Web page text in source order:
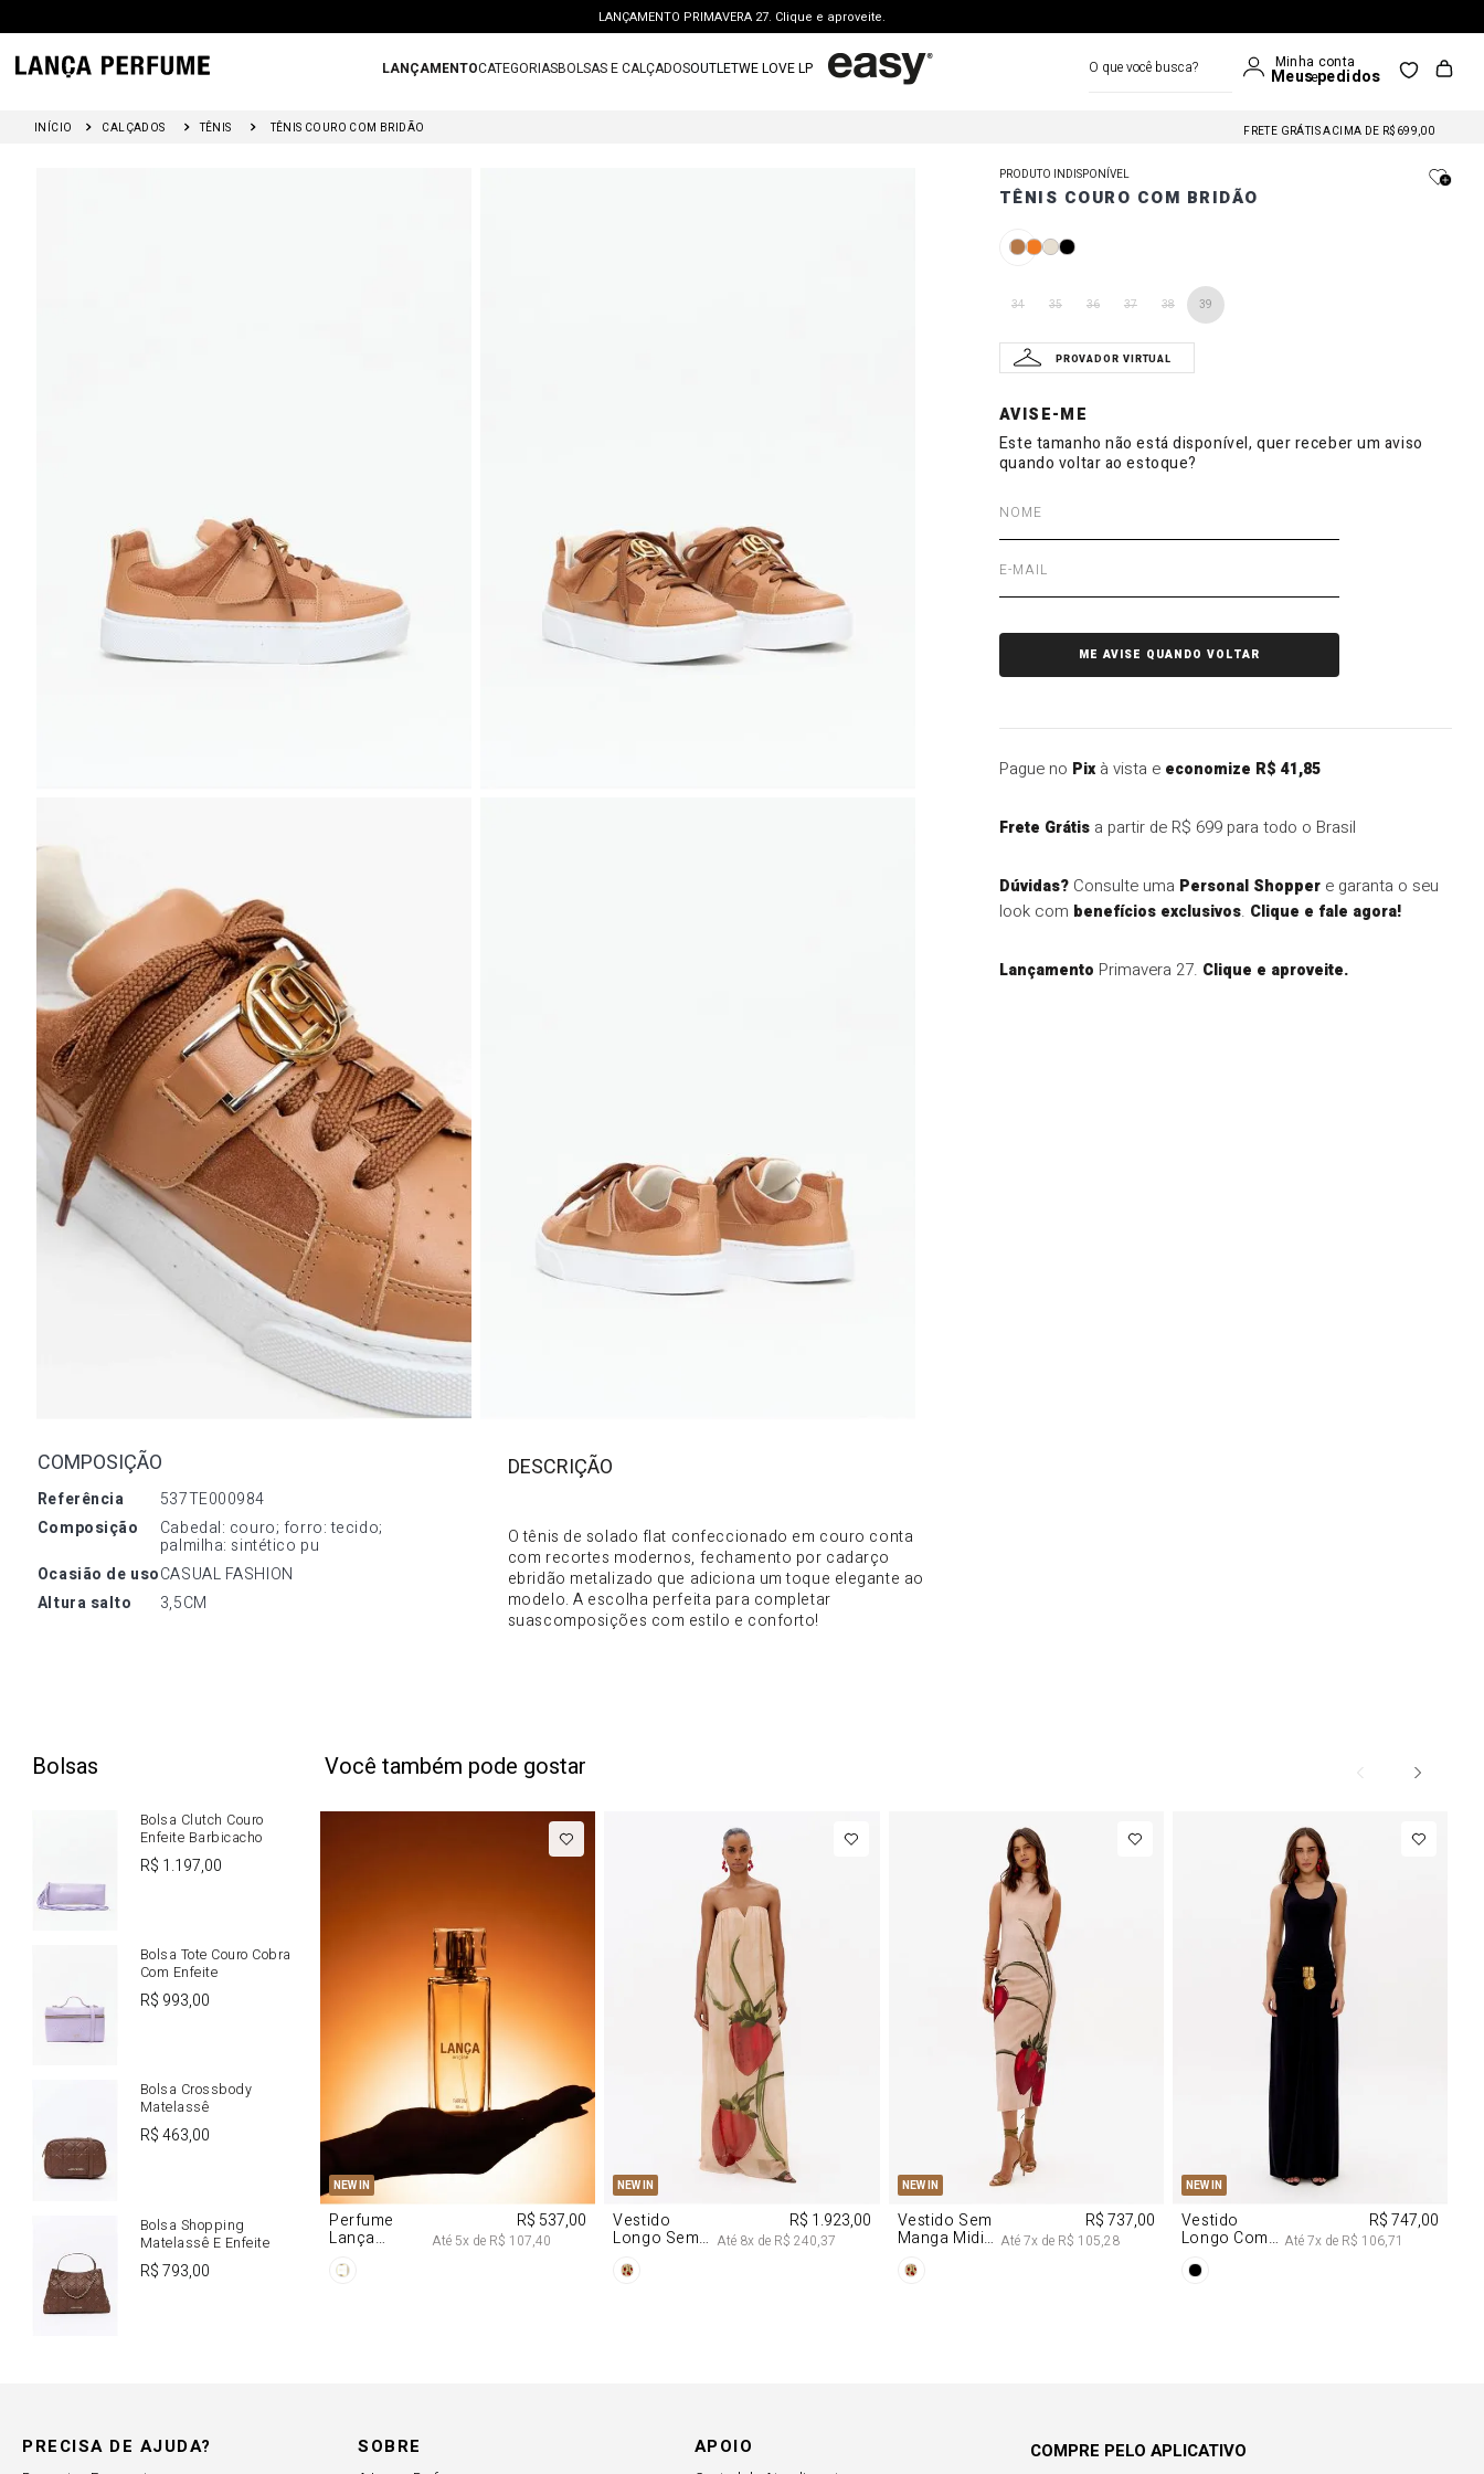
LANÇAMENTO PRIMAVERA 27. Clique e aproveite.
PERSONAL SHOPPER | garanta benefícios exclusivos. CONSULTAR >
FRETE GRÁTIS | a partir de R$ 699. APROVEITAR >
LANÇAMENTOCATEGORIASBOLSAS E CALÇADOSOUTLETWE LOVE LP
CALÇADOS TÊNIS TÊNIS COURO COM BRIDÃO
FRETE GRÁTIS ACIMA DE R$699,00
FRETE GRÁTIS NAS COMPRAS A PARTIR DE R$699
FRETE GRÁTIS ACIMA DE R$699,00
COMPOSIÇÃO
referência
537TE000984
composição
Cabedal: couro; forro: tecido;
palmilha: sintético pu
ocasião de usoCASUAL FASHION
altura salto
3,5CM
O tênis de solado flat confeccionado em couro conta
com recortes modernos, fechamento por cadarço
ebridão metalizado que adiciona um toque elegante ao
modelo. A escolha perfeita para completar
suascomposições com estilo e conforto!
PRODUTO INDISPONÍVEL
TÊNIS COURO COM BRIDÃO
34 35 36 37 38 39
Pague no Pixà vista e economize R$ 41,85
Frete Grátisa partir de R$ 699 para todo o Brasil
Dúvidas?Consulte uma Personal Shoppere garanta o seu
look com benefícios exclusivos. Clique e fale agora!
Lançamento Primavera 27. Clique e aproveite.
Bolsas
Bolsa Clutch Couro
Enfeite Barbicacho
R$ 1.197,00
Bolsa Tote Couro Cobra
Com Enfeite
R$ 993,00
Bolsa Crossbody
Matelassê
R$463,00
Bolsa Shopping
Matelassê E Enfeite
R$793,00
Você também pode gostar
NEW IN
U
Perfume
Lança
R$ 537,00
Até 5x de R$ 107,40
NEW IN
G
Vestido
Longo Sem
Chiffon
R$ 1.923,00
Até 8x de R$ 240,37
NEW IN
PP M
Vestido Sem
Manga Midi
Morango
R$ 737,00
Até7x de R$ 105,28
NEW IN
PP M
Vestido
Longo Com
Na Frente
R$ 747,00
Até7x de R$ 106,71
PRECISA DE AJUDA? SOBRE APOIO COMPRE PELO APLICATIVO